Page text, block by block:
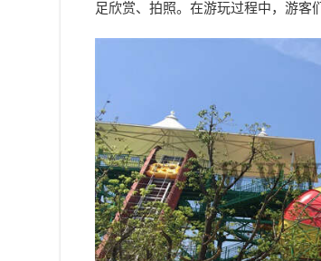
足欣赏、拍照。在游玩过程中，游客